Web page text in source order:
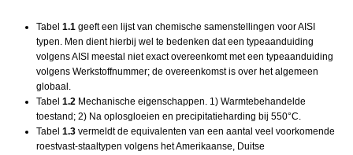
Tabel1.1 geeft een lijst van chemische samenstellingen voor AISI
typen. Men dient hierbij wel te bedenken dat een typeaanduiding
volgens AISI meestal niet exact overeenkomt met een typeaanduiding
volgens Werkstoffnummer; de overeenkomst is over het algemeen
globaal.
Tabel1.2 Mechanische eigenschappen. 1) Warmtebehandelde
toestand; 2) Na oplosgloeien en precipitatieharding bij 550°C.
Tabel1.3 vermeldt de equivalenten van een aantal veel voorkomende
roestvast-staaltypen volgens het Amerikaanse, Duitse